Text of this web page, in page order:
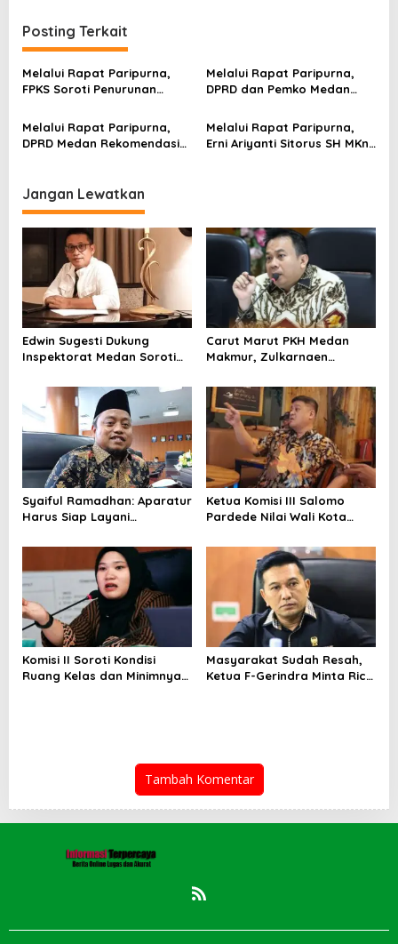
g
a
s
p
s
Posting Terkait
Melalui Rapat Paripurna,
FPKS Soroti Penurunan
Melalui Rapat Paripurna,
DPRD dan Pemko Medan
Disahkan Menjadi Perda
Melalui Rapat Paripurna,
DPRD Medan Rekomendasi
Medan Berikan Pelayanan
Terbaik
Melalui Rapat Paripurna,
Erni Ariyanti Sitorus SH MKn
Jangan Lewatkan
Edwin Sugesti Dukung
Inspektorat Medan Soroti
Terkait Rendahnya Serapan
Anggaran
Carut Marut PKH Medan
Makmur, Zulkarnaen
Pemko Salurkan Bansos
Syaiful Ramadhan: Aparatur
Harus Siap Layani
Senang
Ketua Komisi III Salomo
Pardede Nilai Wali Kota
Pembangunan Merugi
Setiap Tahun
Komisi II Soroti Kondisi
Ruang Kelas dan Minimnya
Masyarakat Sudah Resah,
Ketua F-Gerindra Minta Rico
Tambah Komentar